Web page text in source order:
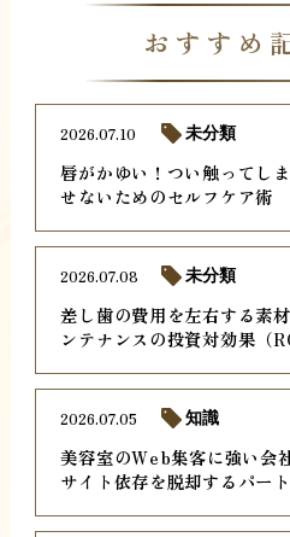
おすすめ
唇がかゆい！つい触ってし
せないためのセルフケア術
2026.07.10 未分類
差し歯の費用を左右する素
ンテナンスの投資対効果（
2026.07.08 未分類
美容室のWeb集客に強い会
サイト依存を脱却するパー
2026.07.05 知識